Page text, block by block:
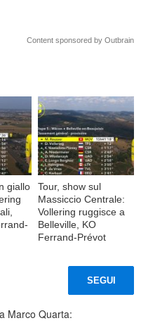
Content sponsored by Outbrain
giallo
Tour, show sul
Massiccio Centrale:
Vollering ruggisce a
Belleville, KO
Ferrand-Prévot
SEGUI
Marco Quarta: